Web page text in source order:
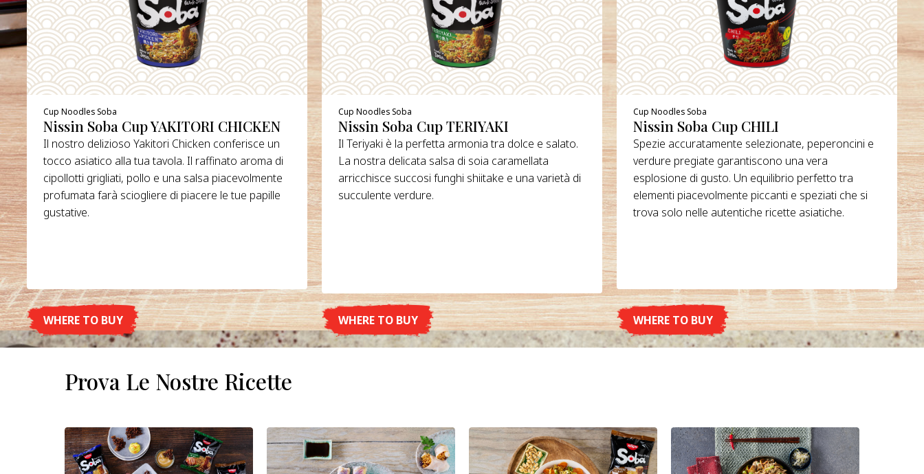
Cup Noodles Soba
Nissin Soba Cup YAKITORI CHICKEN
Il nostro delizioso Yakitori Chicken conferisce un
tocco asiatico alla tua tavola. Il raffinato aroma di
cipollotti grigliati, pollo e una salsa piacevolmente
profumata farà sciogliere di piacere le tue papille
gustative.
WHERE TO BUY
DETAILS
Cup Noodles Soba
Nissin Soba Cup TERIYAKI
Il Teriyaki è la perfetta armonia tra dolce e salato.
La nostra delicata salsa di soia caramellata
arricchisce succosi funghi shiitake e una varietà di
succulente verdure.
WHERE TO BUY
DETAILS
Cup Noodles Soba
Nissin Soba Cup CHILI
Spezie accuratamente selezionate, peperoncini e
verdure pregiate garantiscono una vera
esplosione di gusto. Un equilibrio perfetto tra
elementi piacevolmente piccanti e speziati che si
trova solo nelle autentiche ricette asiatiche.
WHERE TO BUY
DETAILS
Prova Le Nostre Ricette